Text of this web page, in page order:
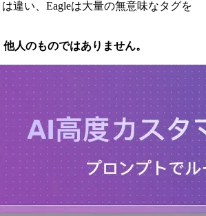
違い、Eagleは大量の無意味なタグを
人のものではありません。